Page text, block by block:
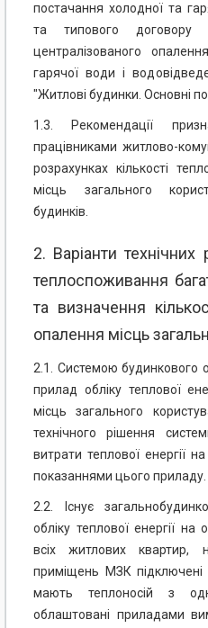
постачання холодної та
та типового
централізованого
гарячої води і
"Житлові будинки. Основні
1.3. Рекомендації
працівниками житлово-
розрахунках кількості
місць загального
будинків.
2. Варіанти
теплоспоживання
та визначення
опалення місць
2.1. Системою будинкового
прилад обліку теплової
місць загального
технічного рішення
витрати теплової енергії
показаннями цього приладу.
2.2. Існує
обліку теплової енергії
всіх житлових квартир,
приміщень МЗК
мають теплоносій з
облаштовані приладами